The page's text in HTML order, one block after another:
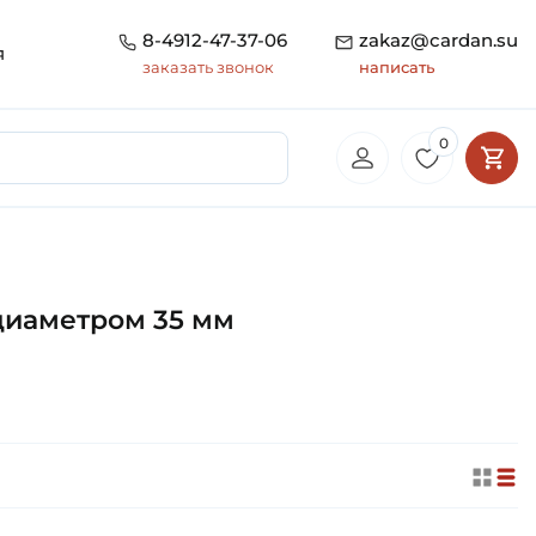
8-4912-47-37-06
заказать звонок
zakaz@cardan.su
написать
0
35 мм